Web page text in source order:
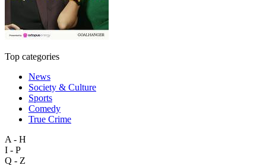
Top categories
News
Society & Culture
Sports
Comedy
True Crime
A - H
I - P
Q - Z